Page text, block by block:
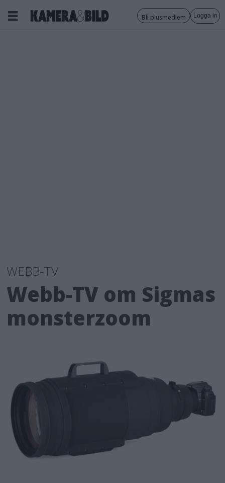
Bli plusmedlem Logga in
WEBB-TV
Webb-TV om Sigmas
monsterzoom